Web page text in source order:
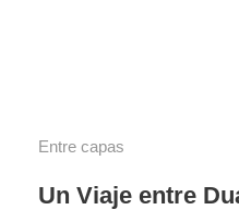
Entre capas
Un Viaje entre